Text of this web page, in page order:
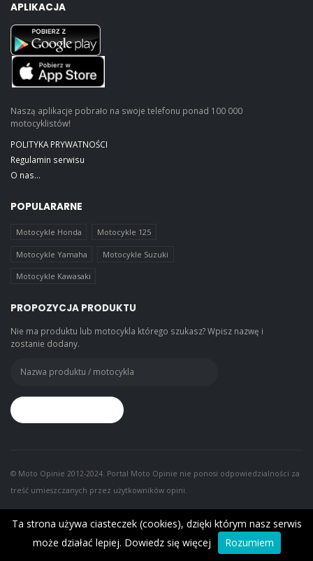
APLIKACJA
Naszą aplikacje pobrało na swoje telefonu ponad 100 000
motocyklistów!
POLITYKA PRYWATNOŚCI
Regulamin serwisu
O nas...
POPULARARNE
Motocykle Honda Motocykle 125
Motocykle Yamaha Motocykle Suzuki
Motocykle Kawasaki
PROPOZYCJA PRODUKTU
Nie ma produktu lub motocykla którego szukasz? Wpisz nazwę i
zostanie dodany.
© Moto Opinie 2012-2024. Portal Moto Opinie nie ponosi odpowiedzialności za
treść umieszczanych przez użytkowników opini.
Ta strona używa ciasteczek (cookies), dzięki którym nasz serwis
może działać lepiej. Dowiedz się więcej Rozumiem